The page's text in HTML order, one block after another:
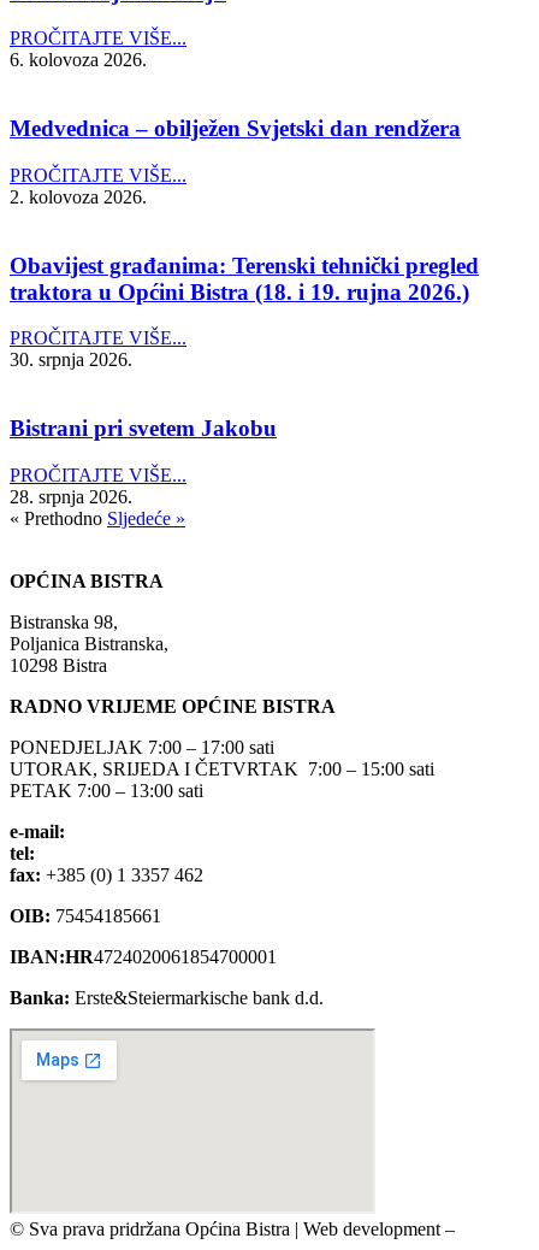
PROČITAJTE VIŠE...
6. kolovoza 2026.
Medvednica – obilježen Svjetski dan rendžera
PROČITAJTE VIŠE...
2. kolovoza 2026.
Obavijest građanima: Terenski tehnički pregled
traktora u Općini Bistra (18. i 19. rujna 2026.)
PROČITAJTE VIŠE...
30. srpnja 2026.
Bistrani pri svetem Jakobu
PROČITAJTE VIŠE...
28. srpnja 2026.
« Prethodno Sljedeće »
OPĆINA BISTRA
Bistranska 98,
Poljanica Bistranska,
10298 Bistra
RADNO VRIJEME OPĆINE BISTRA
PONEDJELJAK 7:00 – 17:00 sati
UTORAK, SRIJEDA I ČETVRTAK 7:00 – 15:00 sati
PETAK 7:00 – 13:00 sati
e-mail:
tel:
fax: +385 (0) 1 3357 462
OIB: 75454185661
IBAN:HR4724020061854700001
Banka: Erste&Steiermarkische bank d.d.
© Sva prava pridržana Općina Bistra | Web development –